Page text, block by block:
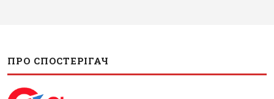
ПРО СПОСТЕРІГАЧ